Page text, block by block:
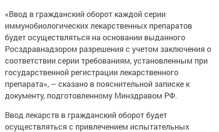
«Ввод в гражданский оборот каждой серии
иммунобиологических лекарственных препаратов
будет осуществляться на основании выданного
Росздравнадзором разрешения с учетом заключения о
соответствии серии требованиям, установленным при
государственной регистрации лекарственного
препарата», – сказано в пояснительной записке к
документу, подготовленному Минздравом РФ.
Ввод лекарств в гражданский оборот будет
осуществляться с привлечением испытательных